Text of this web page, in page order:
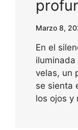
Marzo 8,
En el
velas, un
se sienta
los ojos y